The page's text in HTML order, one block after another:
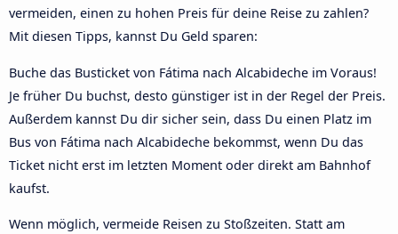
vermeiden, einen zu hohen Preis für deine Reise zu zahlen?
Mit diesen Tipps, kannst Du Geld sparen:
Buche das Busticket von Fátima nach Alcabideche im Voraus!
Je früher Du buchst, desto günstiger ist in der Regel der Preis.
Außerdem kannst Du dir sicher sein, dass Du einen Platz im
Bus von Fátima nach Alcabideche bekommst, wenn Du das
Ticket nicht erst im letzten Moment oder direkt am Bahnhof
kaufst.
Wenn möglich, vermeide Reisen zu Stoßzeiten. Statt am